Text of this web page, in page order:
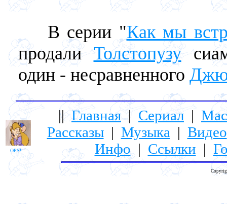
В серии "Как мы
продалиТолстопузу
один - несравненного
OPS!
||Главная|Сериал |
Рассказы| Музыка | Видео
Инфо | Ссылки |